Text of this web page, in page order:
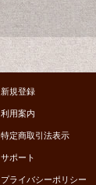
新規登録
利用案内
特定商取引法表示
サポート
プライバシーポリシー